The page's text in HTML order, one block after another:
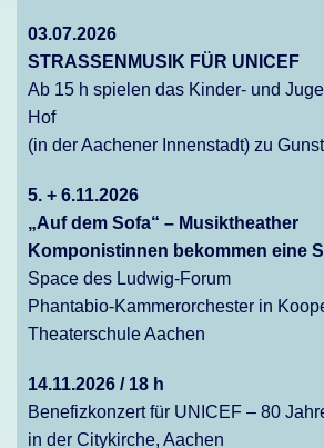
03.07.2026
STRASSENMUSIK FÜR UNICEF
Ab 15 h spielen das Kinder- und
Hof
(in der Aachener Innenstadt) zu
5. + 6.11.2026
„Auf dem Sofa“ – Musiktheather
Komponistinnen bekommen eine
Space des Ludwig-Forum
Phantabio-Kammerorchester in
Theaterschule Aachen
14.11.2026 / 18 h
Benefizkonzert für UNICEF – 80
in der Citykirche, Aachen